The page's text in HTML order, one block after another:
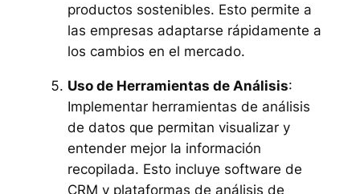
productos sostenibles. Esto permite a
las empresas adaptarse rápidamente a
los cambios en el mercado.
Uso de Herramientas de Análisis:
Implementar herramientas de análisis
de datos que permitan visualizar y
entender mejor la información
recopilada. Esto incluye software de
CRM y plataformas de análisis de